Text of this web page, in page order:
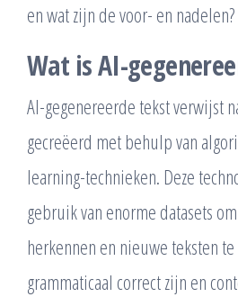
en wat zijn de voor- en nadelen?
Wat is AI-
AI-gegenereerde tekst verwijst
gecreëerd met behulp van
learning-technieken. Deze
gebruik van enorme datasets
herkennen en nieuwe teksten
grammaticaal correct zijn en